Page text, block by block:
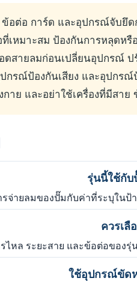
ข้อต่อ การ์ด และอุปกรณ์จับยึด
เหมาะสม ป้องกันการหลุดหรื
ดสายลมก่อนเปลี่ยนอุปกรณ์ ป
กรณ์ป้องกันเสียง และอุปกรณ์
กาย และอย่าใช้เครื่องที่มีสา
รุ่นนี้ใช้กับ
รจ่ายลมของปั๊มกับค่าที่ระบุใน
ควรเลื
ไหล ระยะสาย และข้อต่อของ
ใช้อุปกรณ์ขัด